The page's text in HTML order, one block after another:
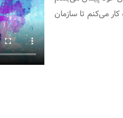
می‌کنم تا سازمان